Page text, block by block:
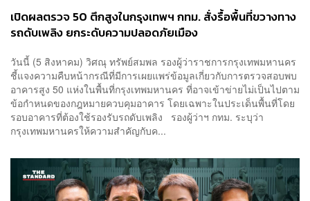
เปิดผลตรวจ 50 ตึกสูงในกรุงเทพฯ กทม. สั่งรื้อพื้นที่ขวางทาง
รถดับเพลิง ยกระดับความปลอดภัยเมือง
วันนี้ (5 สิงหาคม) วิศณุ ทรัพย์สมพล รองผู้ว่าราชการกรุงเทพมหานคร
ชี้แจงความคืบหน้ากรณีที่มีการเผยแพร่ข้อมูลเกี่ยวกับการตรวจสอบพบ
อาคารสูง 50 แห่งในพื้นที่กรุงเทพมหานคร ที่อาจเข้าข่ายไม่เป็นไปตาม
ข้อกำหนดของกฎหมายควบคุมอาคาร โดยเฉพาะในประเด็นพื้นที่โดย
รอบอาคารที่ต้องใช้รองรับรถดับเพลิง รองผู้ว่าฯ กทม. ระบุว่า
กรุงเทพมหานครให้ความสำคัญกับค...